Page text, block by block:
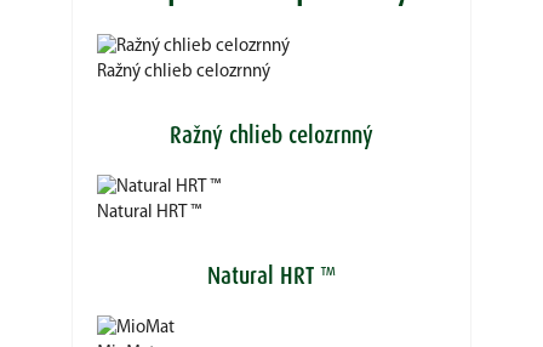
Ražný chlieb celozrnný
Ražný chlieb celozrnný
Natural HRT ™
Natural HRT ™